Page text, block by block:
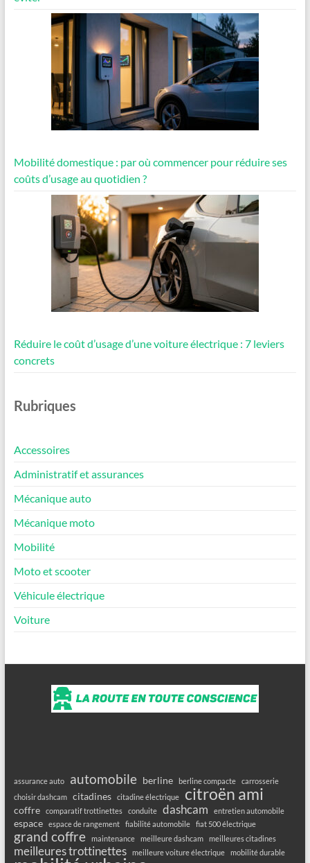
Mobilité domestique : par où commencer pour réduire ses
coûts d’usage au quotidien ?
Réduire le coût d’usage d’une voiture électrique : 7 leviers
concrets
Rubriques
Accessoires
Administratif et assurances
Mécanique auto
Mécanique moto
Mobilité
Moto et scooter
Véhicule électrique
Voiture
assurance auto automobile berline berline compacte
carrosserie
choisir dashcam
citadines citadine électrique citroën ami
coffre comparatif trottinettes conduite dashcam entretien automobile
espace espace de rangement fiabilité automobile fiat 500 électrique
grand coffre maintenance meilleure dashcam meilleures citadines
meilleures trottinettes meilleure voiture électrique mobilité durable